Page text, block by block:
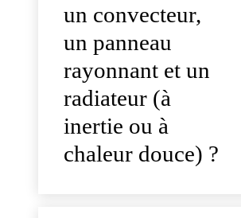
un convecteur,
un panneau
rayonnant et un
radiateur (à
inertie ou à
chaleur douce) ?